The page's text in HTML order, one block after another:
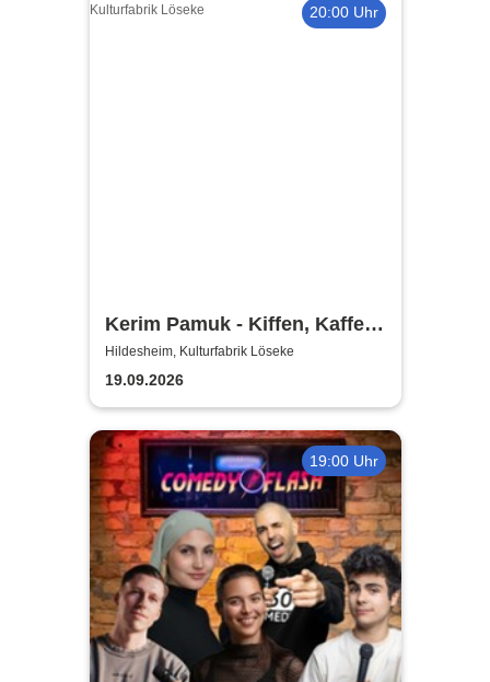
20:00 Uhr
Kerim Pamuk - Kiffen, Kaffee
& Kajal
Hildesheim, Kulturfabrik Löseke
19.09.2026
19:00 Uhr